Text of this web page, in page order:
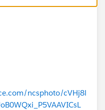
are 3 accounts in
3 times, once per
ncsphoto/cVHj8l